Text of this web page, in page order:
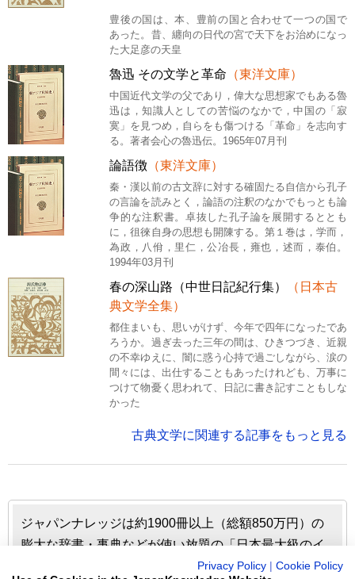
豊後の国は、本、豊前の国と合わせて一つの国で
あった。昔、纏向の日代の宮で天下をお治めになっ
た大足彦の天皇
魯迅 その文学と革命 （東洋文庫）
中国近代文学の父であり，偉大な思想家でもある魯
迅は，知識人としての苦悩のなかで，中国の「寂
寞」を見つめ，自らをも傷つける「革命」を志向す
る。著者会心の魯迅伝。1965年07月刊
論語徴 （東洋文庫）
秦・漢以前の古文辞に対する確固たる自信から孔子
の言論を読みとく，論語の注釈のなかでもっとも論
争的な注釈書。卓抜した孔子論を展開するととも
に，徂徠自身の思想も開陳する。第１巻は，学而，
為政，八佾，里仁，公冶長，雍也，述而，泰伯。
1994年03月刊
春の深山路（中世日記紀行集）
（日本古
典文学全集）
都住まいも、思いがけず、今年で四年になったであ
ろうか。過ぎ去った三年の間は、ひきつづき、近親
の不幸ゆえに、闇に惑う心持で過ごしながら、涙の
間々には、出仕することもあったけれども、万事に
つけて物憂く思われて、日記に書き記すこともしな
かった
古典文学に関連する記事をもっと見る
ジャパンナレッジは約1900冊以上（総額850万円）の
膨大な辞書・事典などが使い放題の「日本最大級のイ
ンターネット辞書・事典・叢書サイト」です。日本国
Privacy Policy
Cookie Policy